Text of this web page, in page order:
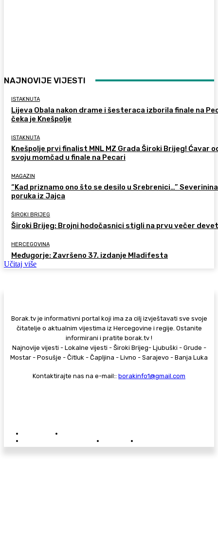
NAJNOVIJE VIJESTI
ISTAKNUTA
Lijeva Obala nakon drame i šesteraca izborila finale na
čeka je Knešpolje
ISTAKNUTA
Knešpolje prvi finalist MNL MZ Grada Široki Brijeg! Ćavar
svoju momčad u finale na Pecari
MAGAZIN
“Kad priznamo ono što se desilo u Srebrenici…” Severinina
poruka iz Jajca
ŠIROKI BRIJEG
Široki Brijeg: Brojni hodočasnici stigli na prvu večer
HERCEGOVINA
Međugorje: Završeno 37. izdanje Mladifesta
Učitaj više
Borak.tv je informativni portal koji ima za cilj izvještavati sve svoje
čitatelje o aktualnim vijestima iz Hercegovine i regije. Ostanite
informirani i pratite borak.tv !
Najnovije vijesti - Lokalne vijesti - Široki Brijeg- Ljubuški - Grude -
Mostar - Posušje - Čitluk - Čapljina - Livno - Sarajevo - Banja Luka
Kontaktirajte nas na e-mail:: borakinfo1@gmail.com